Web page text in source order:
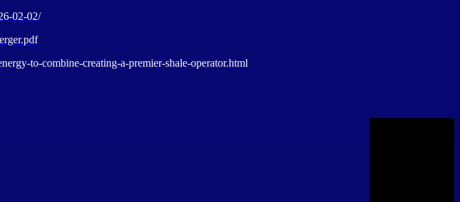
02-02/
to-combine-creating-a-premier-shale-operator.html